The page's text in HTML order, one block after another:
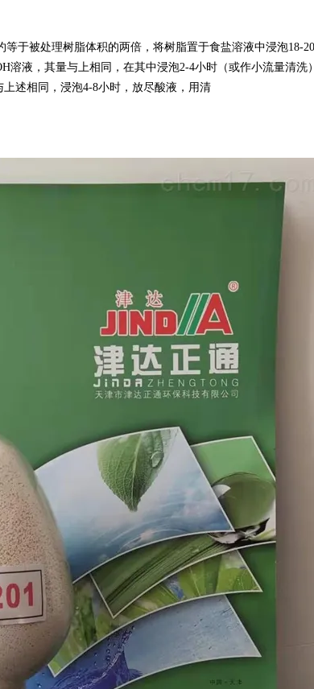
等于被处理树脂体积的两倍，将树脂置于食盐溶液中浸泡18-20
溶液，其量与上相同，在其中浸泡2-4小时（或作小流量清洗
上述相同，浸泡4-8小时，放尽酸液，用清